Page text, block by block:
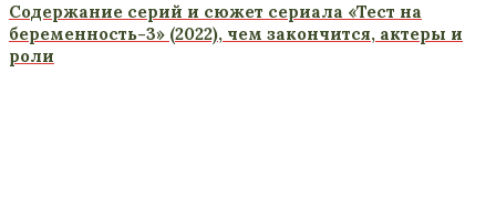
Содержание серий и сюжет сериала «Тест на
беременность-3» (2022), чем закончится, актеры и
роли